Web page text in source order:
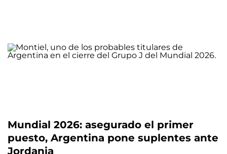
Mundial 2026: asegurado el primer
puesto, Argentina pone suplentes ante
Jordania